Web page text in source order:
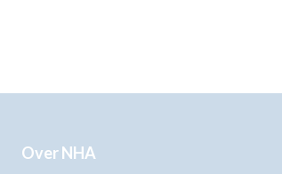
Over NHA